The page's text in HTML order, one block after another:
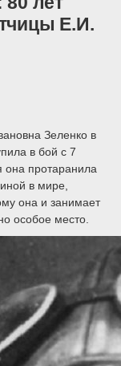
Е.И.
Зеленко в
в бой с 7
она протаранила
в мире,
она и занимает
особое место.